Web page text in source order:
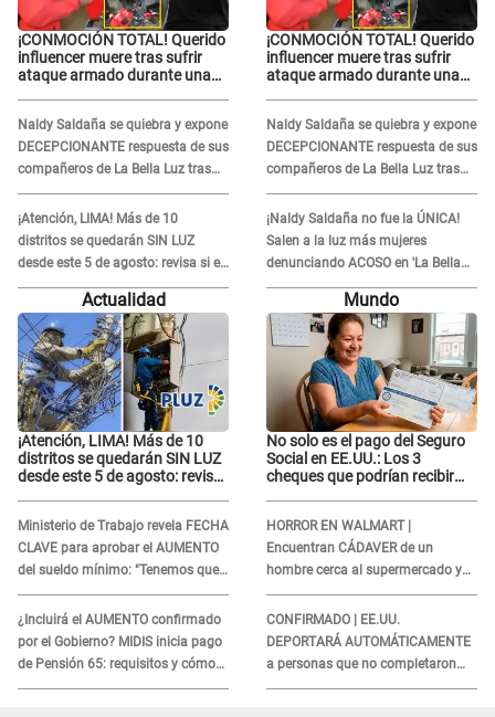
¡CONMOCIÓN TOTAL! Querido
influencer muere tras sufrir
ataque armado durante una
Naldy Saldaña se quiebra y expone
DECEPCIONANTE respuesta de sus
compañeros de La Bella Luz tras
sufrir agresión: "Sabían lo que
pasaba"
¡Atención, LIMA! Más de 10
distritos se quedarán SIN LUZ
desde este 5 de agosto: revisa si el
tuyo está en la lista
¡CONMOCIÓN TOTAL! Querido
influencer muere tras sufrir
ataque armado durante una
Naldy Saldaña se quiebra y expone
DECEPCIONANTE respuesta de sus
compañeros de La Bella Luz tras
sufrir agresión: "Sabían lo que
pasaba"
¡Naldy Saldaña no fue la ÚNICA!
Salen a la luz más mujeres
denunciando ACOSO en 'La Bella
Luz' por parte de director
Actualidad
¡Atención, LIMA! Más de 10
distritos se quedarán SIN LUZ
desde este 5 de agosto: revisa
Ministerio de Trabajo revela FECHA
CLAVE para aprobar el AUMENTO
del sueldo mínimo: "Tenemos que
activar..."
¿Incluirá el AUMENTO confirmado
por el Gobierno? MIDIS inicia pago
de Pensión 65: requisitos y cómo
obtener el beneficio economico
Mundo
No solo es el pago del Seguro
Social en EE.UU.: Los 3
cheques que podrían recibir
HORROR EN WALMART |
Encuentran CÁDAVER de un
hombre cerca al supermercado y
esto reveló la autopsia que le
realizaron
CONFIRMADO | EE.UU.
DEPORTARÁ AUTOMÁTICAMENTE
a personas que no completaron
este formulario clave